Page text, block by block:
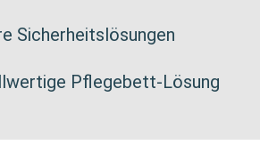
Sicherheitslösungen
Pflegebett-Lösung